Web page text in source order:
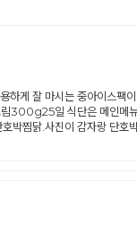
하게 잘 마시는 중아이스팩
일 식단은 메인메뉴
박찜닭.사진이 감자랑 단호